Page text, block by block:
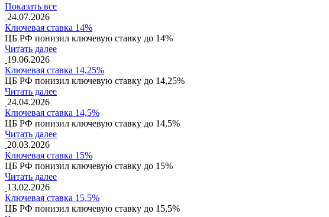
Показать все
24.07.2026
Ключевая ставка 14%
ЦБ РФ понизил ключевую ставку до 14%
Читать далее
19.06.2026
Ключевая ставка 14,25%
ЦБ РФ понизил ключевую ставку до 14,25%
Читать далее
24.04.2026
Ключевая ставка 14,5%
ЦБ РФ понизил ключевую ставку до 14,5%
Читать далее
20.03.2026
Ключевая ставка 15%
ЦБ РФ понизил ключевую ставку до 15%
Читать далее
13.02.2026
Ключевая ставка 15,5%
ЦБ РФ понизил ключевую ставку до 15,5%